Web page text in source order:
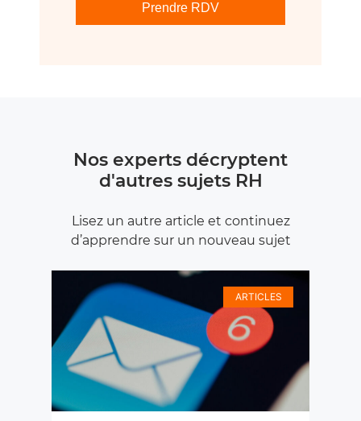
Prendre RDV
Nos experts décryptent
d'autres sujets RH
Lisez un autre article et continuez
d’apprendre sur un nouveau sujet
ARTICLES